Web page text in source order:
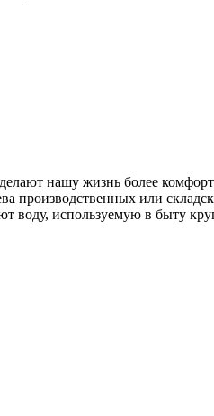
нашу жизнь более
производственных или
воду, используемую в быту